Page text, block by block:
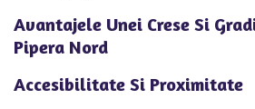
Avantajele Unei Crese Si
Pipera Nord
Accesibilitate Si Proximitate